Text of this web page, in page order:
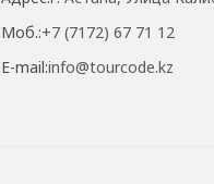
Моб.:+7 (7172) 67 71 12
E-mail:info@tourcode.kz